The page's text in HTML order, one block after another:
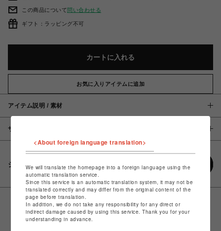
この商品について問い合わせる
ギフト：ラッピング不可
カートに入れる
お気に入りアイテムに追加
アイテム説明 / 素材
サイズ
シェアする
<About foreign language translation>
We will translate the homepage into a foreign language using the
automatic translation service.
Since this service is an automatic translation system, it may not be
translated correctly and may differ from the original content of the
page before translation.
In addition, we do not take any responsibility for any direct or
indirect damage caused by using this service. Thank you for your
understanding in advance.